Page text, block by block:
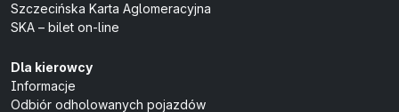
Szczecińska Karta Aglomeracyjna
SKA – bilet on-line
Dla kierowcy
Informacje
Odbiór odholowanych pojazdów